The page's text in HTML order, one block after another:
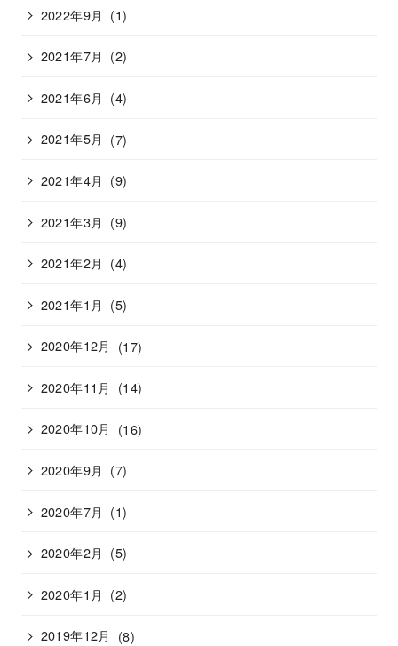
2022年9月 (1)
2021年7月 (2)
2021年6月 (4)
2021年5月 (7)
2021年4月 (9)
2021年3月 (9)
2021年2月 (4)
2021年1月 (5)
2020年12月 (17)
2020年11月 (14)
2020年10月 (16)
2020年9月 (7)
2020年7月 (1)
2020年2月 (5)
2020年1月 (2)
2019年12月 (8)